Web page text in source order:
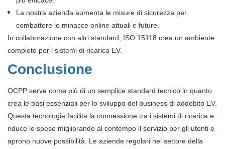
La nostra azienda aumenta le misure di sicurezza per
combattere le minacce online attuali e future.
In collaborazione con altri standard, ISO 15118 crea un ambiente
completo per i sistemi di ricarica EV.
Conclusione
OCPP serve come più di un semplice standard tecnico in quanto
crea le basi essenziali per lo sviluppo del business di addebito EV.
Questa tecnologia facilita la connessione tra i sistemi di ricarica e
riduce le spese migliorando al contempo il servizio per gli utenti e
aprono nuove possibilità. Le aziende regolari nel settore della